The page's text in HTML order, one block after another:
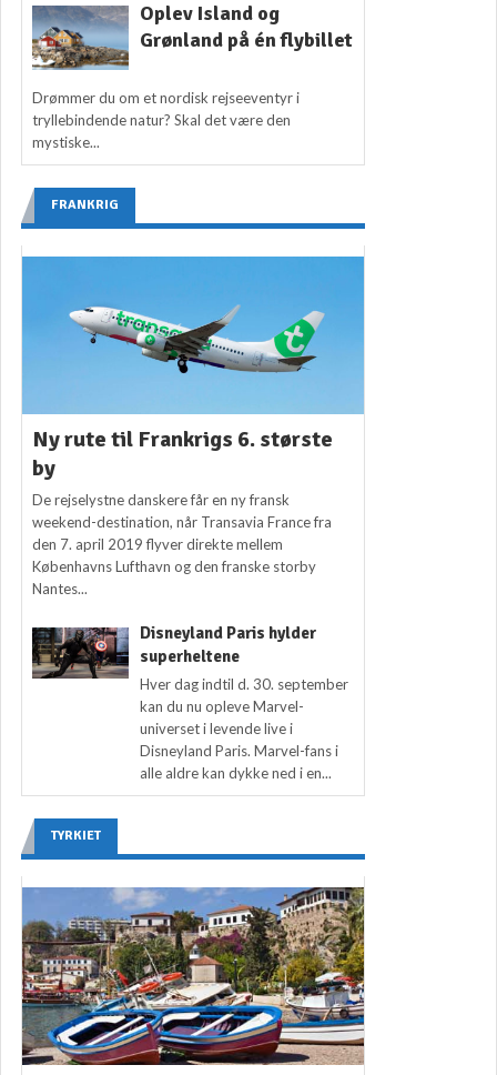
Oplev Island og
Grønland på én flybillet
Drømmer du om et nordisk rejseeventyr i
tryllebindende natur? Skal det være den
mystiske...
FRANKRIG
Ny rute til Frankrigs 6. største
by
De rejselystne danskere får en ny fransk
weekend-destination, når Transavia France fra
den 7. april 2019 flyver direkte mellem
Københavns Lufthavn og den franske storby
Nantes...
Disneyland Paris hylder
superheltene
Hver dag indtil d. 30. september
kan du nu opleve Marvel-
universet i levende live i
Disneyland Paris. Marvel-fans i
alle aldre kan dykke ned i en...
TYRKIET